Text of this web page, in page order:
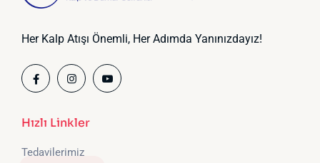
Her Kalp Atışı Önemli, Her Adımda Yanınızdayız!
Hızlı Linkler
Tedavilerimiz